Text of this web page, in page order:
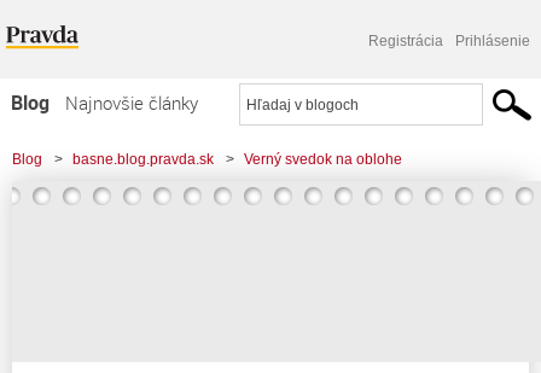
Registrácia Prihlásenie
Blog
Najnovšie články
Najčítanejšie články
Najkomentovanejšie články
Blog > basne.blog.pravda.sk > Verný svedok na oblohe